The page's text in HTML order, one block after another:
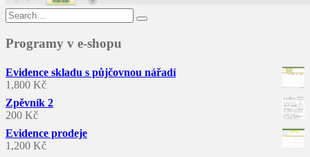
Search
for:
Programy v e-shopu
Evidence skladu s půjčovnou nářadí
1,800 Kč
Zpěvník 2
200 Kč
Evidence prodeje
1,200 Kč